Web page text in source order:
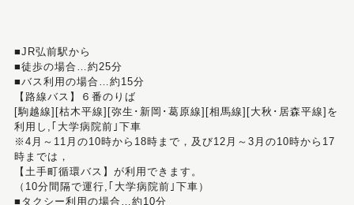
■JR弘前駅から
■徒歩の場合…約25分
■バス利用の場合…約15分
【路線バス】６番のりば
[駒越線][枯木平線][弥生･新岡･葛原線][相馬線][大秋･居森平線]を
利用し,｢大学病院前｣下車
※4月～11月の10時から18時まで，及び12月～3月の10時から17
時までは，
【土手町循環バス】が利用できます。
（10分間隔で運行,｢大学病院前｣下車）
■タクシー利用の場合…約10分